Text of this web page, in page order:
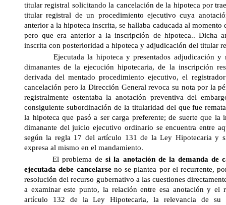
titular registral solicitando la cancelación de la hipoteca por
titular registral de un procedimiento ejecutivo cuya
anterior a la hipoteca inscrita, se hallaba caducada al
pero que era anterior a la inscripción de hipoteca.. Dicha
inscrita con posterioridad a hipoteca y adjudicación del titular
Ejecutada la hipoteca y presentados adjudicación y
dimanantes de la ejecución hipotecaria, de la inscripción
derivada del mentado procedimiento ejecutivo, el
cancelación perola Dirección Generalrevoca su nota por la
registralmente ostentaba la anotación preventiva del
consiguiente subordinación de la titularidad del que fue
la hipoteca que pasó a ser carga preferente; de suerte que la
dimanante del juicio ejecutivo ordinario se encuentra entre
según la regla 17 del artículo 131 de la Ley Hipotecariay
expresa al mismo en el mandamiento.
El problema desi la anotación de la demanda de
ejecutada debe cancelarseno se plantea por el recurrente,
resolución del recurso gubernativo a las cuestiones
a examinar este punto, la relación entre esa anotación y el
artículo 132 de la Ley Hipotecaria, la relevancia de su